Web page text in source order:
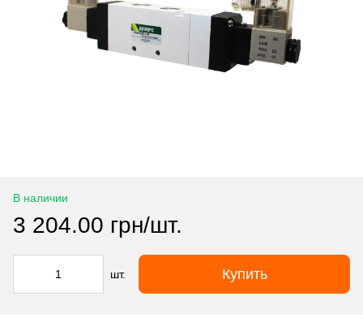
В наличии
3 204.00 грн/шт.
шт. Купить